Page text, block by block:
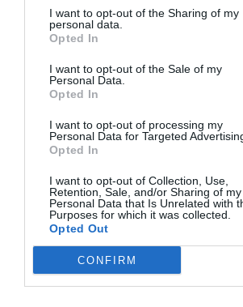
I want to opt-out of the Sharing of my
personal data.
Opted In
I want to opt-out of the Sale of my
Personal Data.
Opted In
I want to opt-out of processing my
Personal Data for Targeted
Opted In
I want to opt-out of Collection, Use,
Retention, Sale, and/or Sharing of my
Personal Data that Is Unrelated with
Purposes for which it was collected.
Opted Out
CONFIRM
einem eigenen, internen Bad ausgestattet.
Verfügbare Zimmer: Doppelbettzimmer,
Berge mit Gemeinschaftsbad, Zweibettzimmer
mit Gemeinschaftsbad.
Im Preis inbegriffene
Fernsehzimmer
Garage
Kleinere Haustiere werden
akzeptiert
Lesezimmer
Rasches
Solarium
Touristen-
Restaurant und Bar
Das Frühstück wird im charakteristischen
Sommer im Garten serviert.
Leistungen gegen Bezahlung
Ausflüge
Fahrradverleih
Stadtrundfahrten
Merkmale des Hotels
Garten
Gay